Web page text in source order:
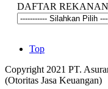
DAFTAR REKANAN
Top
Copyright 2021 PT.
(Otoritas Jasa Keuangan)